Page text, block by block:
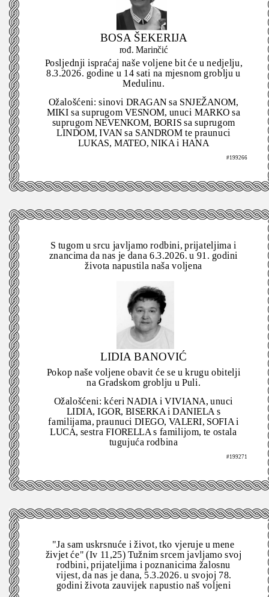
BOSA ŠEKERIJA
rođ. Marinčić
Posljednji ispraćaj naše voljene bit će u nedjelju,
8.3.2026. godine u 14 sati na mjesnom groblju u
Medulinu.
Ožalošćeni: sinovi DRAGAN sa SNJEŽANOM,
MIKI sa suprugom VESNOM, unuci MARKO sa
suprugom NEVENKOM, BORIS sa suprugom
LINDOM, IVAN sa SANDROM te praunuci
LUKAS, MATEO, NIKA i HANA
#199266
S tugom u srcu javljamo rodbini, prijateljima i
znancima da nas je dana 6.3.2026. u 91. godini
života napustila naša voljena
LIDIA BANOVIĆ
Pokop naše voljene obavit će se u krugu obitelji
na Gradskom groblju u Puli.
Ožalošćeni: kćeri NADIA i VIVIANA, unuci
LIDIA, IGOR, BISERKA i DANIELA s
familijama, praunuci DIEGO, VALERI, SOFIA i
LUCA, sestra FIORELLA s familijom, te ostala
tugujuća rodbina
#199271
"Ja sam uskrsnuće i život, tko vjeruje u mene
živjet će" (Iv 11,25) Tužnim srcem javljamo svoj
rodbini, prijateljima i poznanicima žalosnu
vijest, da nas je dana, 5.3.2026. u svojoj 78.
godini života zauvijek napustio naš voljeni